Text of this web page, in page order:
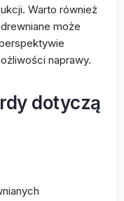
Warto również
może
naprawy.
dotyczą